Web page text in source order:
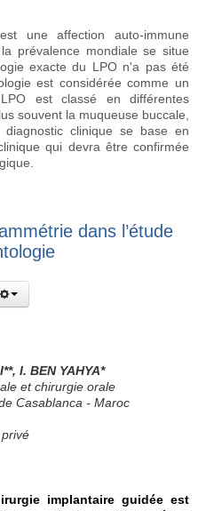
une affection auto-immune
prévalence mondiale se situe
exacte du LPO n'a pas été
est considérée comme un
est classé en différentes
souvent la muqueuse buccale,
clinique se base en
qui devra être confirmée
dans l’étude
I. BEN YAHYA*
et chirurgie orale
Casablanca - Maroc
implantaire guidée est